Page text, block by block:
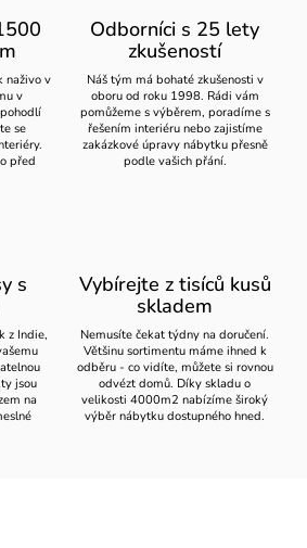
naživo v
v
se
před
Odborníci s 25 lety
zkušeností
Náš tým má bohaté zkušenosti v
oboru od roku 1998. Rádi vám
pomůžeme s výběrem, poradíme s
řešením interiéru nebo zajistíme
zakázkové úpravy nábytku přesně
podle vašich přání.
s
z Indie,
jsou
na
Vybírejte z tisíců kusů
skladem
Nemusíte čekat týdny na doručení.
Většinu sortimentu máme ihned k
odběru - co vidíte, můžete si rovnou
odvézt domů. Díky skladu o
velikosti 4000m2 nabízíme široký
výběr nábytku dostupného hned.